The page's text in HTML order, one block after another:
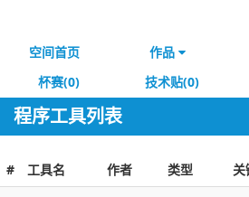
空间首页 作品
杯赛(0)
技术贴(0)
程序工具列表
# 工具名 作者 类型 关